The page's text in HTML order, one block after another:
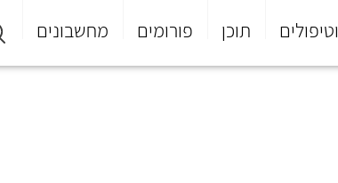
תוכן פורומים מחשבונים